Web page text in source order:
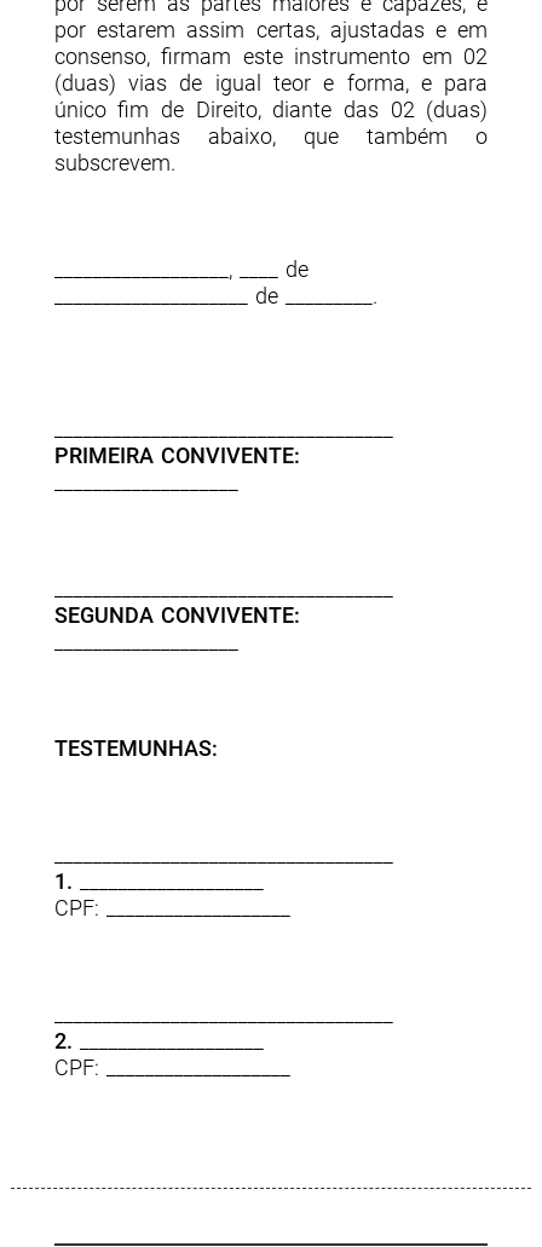
por estarem assim certas, ajustadas e em
consenso, firmam este instrumento em 02
(duas) vias de igual teor e forma, e para
único fim de Direito, diante das 02 (duas)
testemunhas abaixo, que também o
subscrevem.
__________________, ____ de
____________________ de _________.
PRIMEIRA CONVIVENTE:
SEGUNDA CONVIVENTE:
TESTEMUNHAS:
1.
CPF: ___________________
2.
CPF: ___________________